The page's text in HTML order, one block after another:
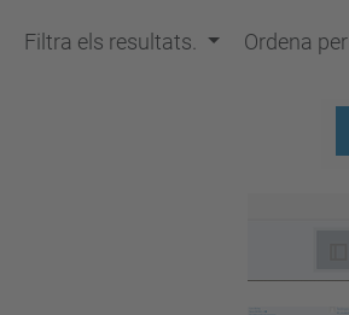
Filtra els resultats. Ordena per